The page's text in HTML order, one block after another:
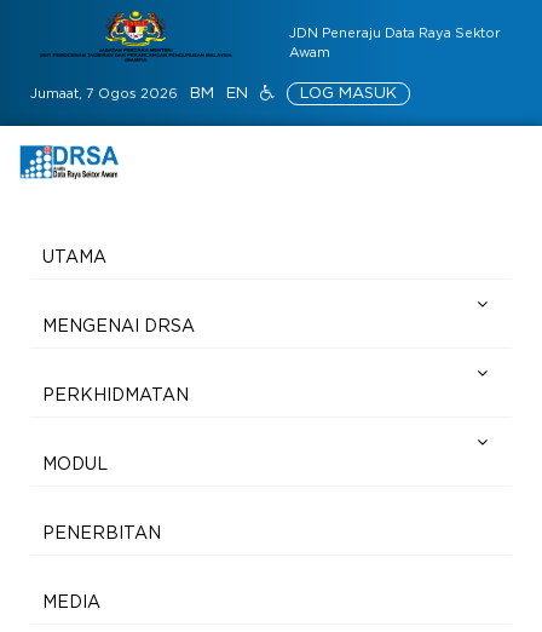
JDN Peneraju Data Raya Sektor
Awam
Jumaat, 7 Ogos 2026 BM EN LOG MASUK
UTAMA
MENGENAI DRSA
PERKHIDMATAN
MODUL
PENERBITAN
MEDIA